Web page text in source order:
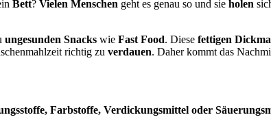
Bett? Vielen Menschen geht es genau so und sie holen
ungesunden Snacks wie Fast Food. Diese fettigen
richtig zu verdauen. Daher kommt das
Farbstoffe, Verdickungsmittel oder